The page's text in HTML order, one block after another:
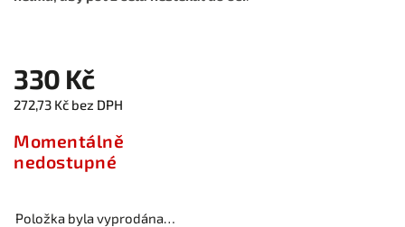
330 Kč
272,73 Kč bez DPH
Momentálně
nedostupné
Položka byla vyprodána…